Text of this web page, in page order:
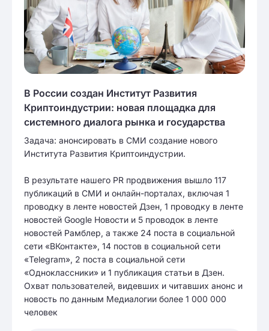
В России создан Институт Развития
Криптоиндустрии: новая площадка для
системного диалога рынка и государства
Задача: анонсировать в СМИ создание нового
Института Развития Криптоиндустрии.
В результате нашего PR продвижения вышло 117
публикаций в СМИ и онлайн-порталах, включая 1
проводку в ленте новостей Дзен, 1 проводку в ленте
новостей Google Новости и 5 проводок в ленте
новостей Рамблер, а также 24 поста в социальной
сети «ВКонтакте», 14 постов в социальной сети
«Telegram», 2 поста в социальной сети
«Одноклассники» и 1 публикация статьи в Дзен.
Охват пользователей, видевших и читавших анонс и
новость по данным Медиалогии более 1 000 000
человек